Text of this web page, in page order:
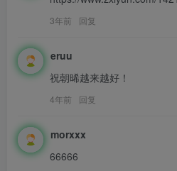
3年前 回复
eruu
祝朝晞越来越好！
4年前 回复
morxxx
66666